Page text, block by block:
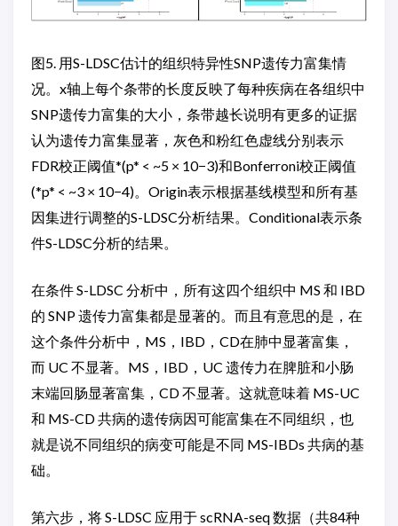
图5. 用S-LDSC估计的组织特异性SNP遗传力富集情
况。x轴上每个条带的长度反映了每种疾病在各组织中
SNP遗传力富集的大小，条带越长说明有更多的证据
认为遗传力富集显著，灰色和粉红色虚线分别表示
FDR校正阈值*(p* < ~5 × 10−3)和Bonferroni校正阈值
(*p* < ~3 × 10−4)。Origin表示根据基线模型和所有基
因集进行调整的S-LDSC分析结果。Conditional表示条
件S-LDSC分析的结果。
在条件 S-LDSC 分析中，所有这四个组织中 MS 和 IBD
的 SNP 遗传力富集都是显著的。而且有意思的是，在
这个条件分析中，MS，IBD，CD在肺中显著富集，
而 UC 不显著。MS，IBD，UC 遗传力在脾脏和小肠
末端回肠显著富集，CD 不显著。这就意味着 MS-UC
和 MS-CD 共病的遗传病因可能富集在不同组织，也
就是说不同组织的病变可能是不同 MS-IBDs 共病的基
础。
第六步，将 S-LDSC 应用于 scRNA-seq 数据（共84种